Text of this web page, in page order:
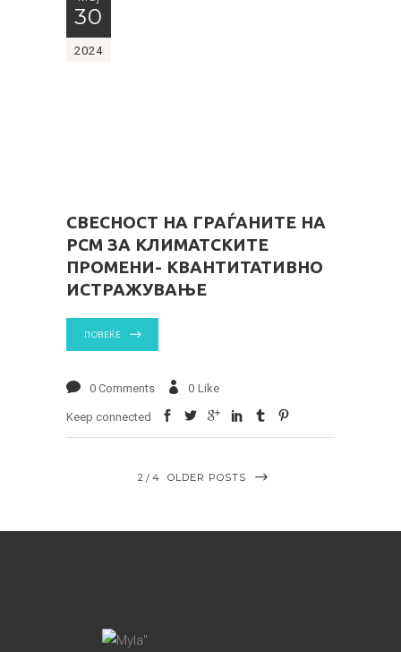
30
2024
СВЕСНОСТ НА ГРАЃАНИТЕ НА
РСМ ЗА КЛИМАТСКИТЕ
ПРОМЕНИ- КВАНТИТАТИВНО
ИСТРАЖУВАЊЕ
ПОВЕЌЕ
0 Comments 0 Like
Keep connected
2 4 OLDER POSTS